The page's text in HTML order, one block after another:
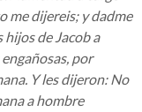
me dijereis; y dadme
de Jacob a
por
Y les dijeron: No
a hombre